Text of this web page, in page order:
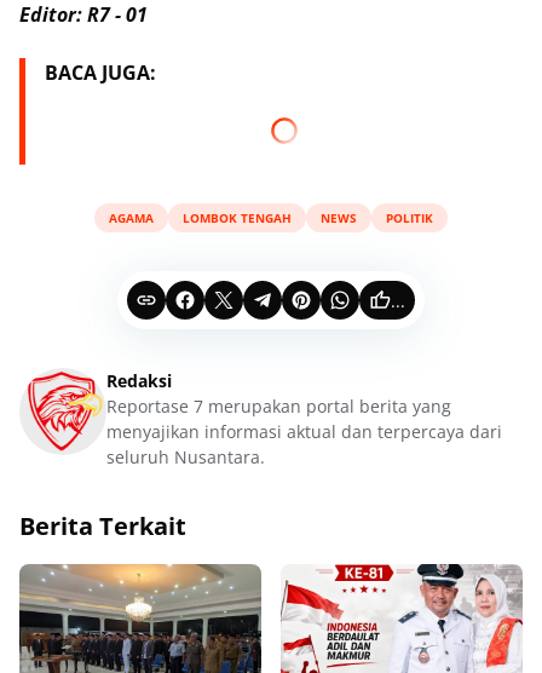
Editor: R7 - 01
BACA JUGA:
AGAMA LOMBOK TENGAH NEWS POLITIK
...
Redaksi
Reportase 7 merupakan portal berita yang
menyajikan informasi aktual dan terpercaya dari
seluruh Nusantara.
Berita Terkait